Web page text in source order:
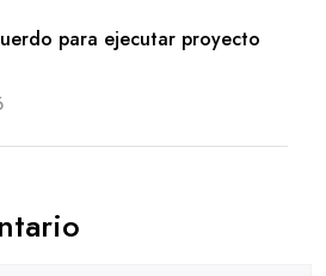
para ejecutar proyecto